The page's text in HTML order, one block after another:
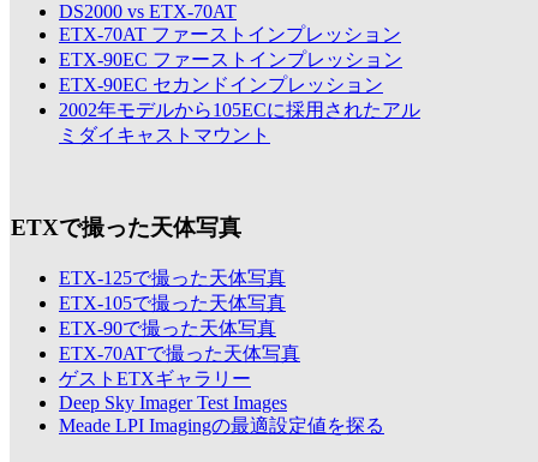
DS2000 vs ETX-70AT
ETX-70AT ファーストインプレッション
ETX-90EC ファーストインプレッション
ETX-90EC セカンドインプレッション
2002年モデルから105ECに採用されたアル
ミダイキャストマウント
ETXで撮った天体写真
ETX-125で撮った天体写真
ETX-105で撮った天体写真
ETX-90で撮った天体写真
ETX-70ATで撮った天体写真
ゲストETXギャラリー
Deep Sky Imager Test Images
Meade LPI Imagingの最適設定値を探る